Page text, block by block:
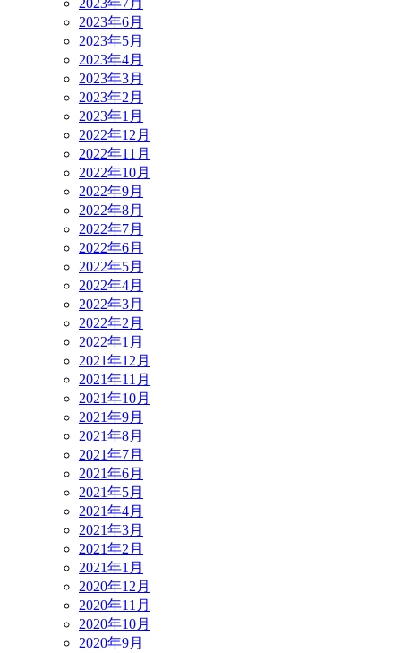
2023年7月
2023年6月
2023年5月
2023年4月
2023年3月
2023年2月
2023年1月
2022年12月
2022年11月
2022年10月
2022年9月
2022年8月
2022年7月
2022年6月
2022年5月
2022年4月
2022年3月
2022年2月
2022年1月
2021年12月
2021年11月
2021年10月
2021年9月
2021年8月
2021年7月
2021年6月
2021年5月
2021年4月
2021年3月
2021年2月
2021年1月
2020年12月
2020年11月
2020年10月
2020年9月